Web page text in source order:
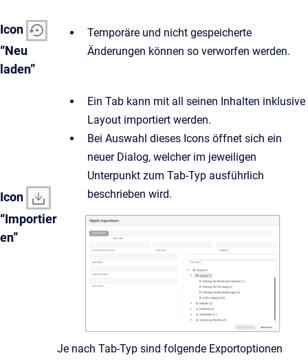
Icon
“Neu
laden”
Temporäre und nicht gespeicherte
Änderungen können so verworfen werden.
Icon
“Importier
en”
Ein Tab kann mit all seinen Inhalten inklusive
Layout importiert werden.
Bei Auswahl dieses Icons öffnet sich ein
neuer Dialog, welcher im jeweiligen
Unterpunkt zum Tab-Typ ausführlich
beschrieben wird.
Je nach Tab-Typ sind folgende Exportoptionen